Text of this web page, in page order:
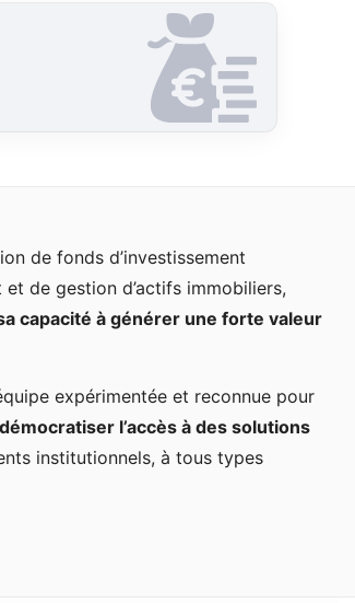
de fonds d’investissement
de gestion d’actifs immobiliers,
capacité à générer une forte valeur
expérimentée et reconnue pour
l’accès à des solutions
institutionnels, à tous types